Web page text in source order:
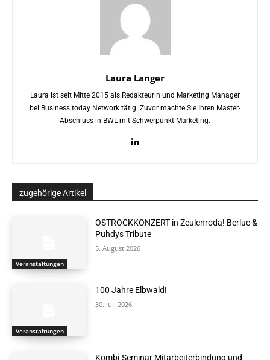
Laura Langer
Laura ist seit Mitte 2015 als Redakteurin und Marketing Manager
bei Business.today Network tätig. Zuvor machte Sie Ihren Master-
Abschluss in BWL mit Schwerpunkt Marketing.
zugehörige Artikel
Veranstaltungen
OSTROCKKONZERT in Zeulenroda! Berluc &
Puhdys Tribute
5. August 2026
Veranstaltungen
100 Jahre Elbwald!
30. Juli 2026
Kombi-Seminar Mitarbeiterbindung und